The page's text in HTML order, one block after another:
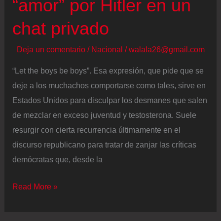
“amor” por Hitler en un
chat privado
Deja un comentario / Nacional /walala26@gmail.com
“Let the boys be boys”. Esa expresión, que pide que se
deje a los muchachos comportarse como tales, sirve en
Estados Unidos para disculpar los desmanes que salen
de mezclar en exceso juventud y testosterona. Suele
resurgir con cierta recurrencia últimamente en el
discurso republicano para tratar de zanjar las críticas
demócratas que, desde la
J.
Read More »